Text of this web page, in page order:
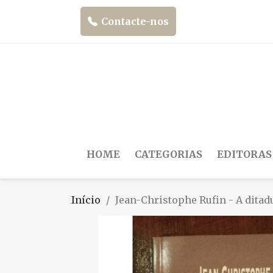
Contacte-nos
HOME CATEGORIAS EDITORAS
Início Jean-Christophe Rufin - A